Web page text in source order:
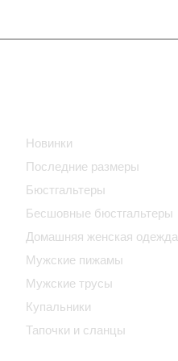
Новинки
Последние размеры
Бюстгальтеры
Бесшовные бюстгальтеры
Домашняя женская одежда
Мужские пижамы
Мужские трусы
Купальники
Тапочки и сланцы